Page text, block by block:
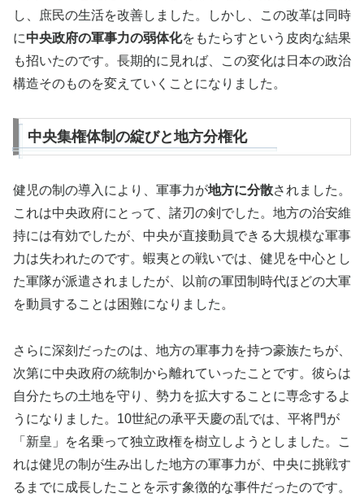
し、庶民の生活を改善しました。しかし、この改革は同時
に中央政府の軍事力の弱体化をもたらすという皮肉な結果
も招いたのです。長期的に見れば、この変化は日本の政治
構造そのものを変えていくことになりました。
中央集権体制の綻びと地方分権化
健児の制の導入により、軍事力が地方に分散されました。
これは中央政府にとって、諸刃の剣でした。地方の治安維
持には有効でしたが、中央が直接動員できる大規模な軍事
力は失われたのです。蝦夷との戦いでは、健児を中心とし
た軍隊が派遣されましたが、以前の軍団制時代ほどの大軍
を動員することは困難になりました。
さらに深刻だったのは、地方の軍事力を持つ豪族たちが、
次第に中央政府の統制から離れていったことです。彼らは
自分たちの土地を守り、勢力を拡大することに専念するよ
うになりました。10世紀の承平天慶の乱では、平将門が
「新皇」を名乗って独立政権を樹立しようとしました。こ
れは健児の制が生み出した地方の軍事力が、中央に挑戦す
るまでに成長したことを示す象徴的な事件だったのです。